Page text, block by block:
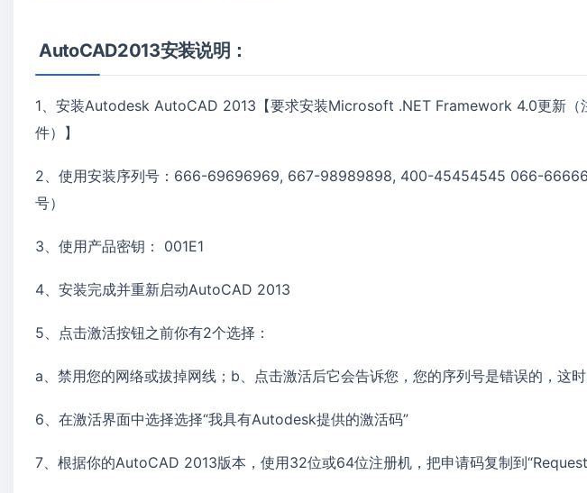
AutoCAD2013安装说明：
1、安装Autodesk AutoCAD 2013【要求安装Microsoft .NET Framework 4.0更新（
件）】
2、使用安装序列号：666-69696969, 667-98989898, 400-45454545 066-
号）
3、使用产品密钥： 001E1
4、安装完成并重新启动AutoCAD 2013
5、点击激活按钮之前你有2个选择：
a、禁用您的网络或拔掉网线；b、点击激活后它会告诉您，您的序列号是错误的，这
6、在激活界面中选择选择“我具有Autodesk提供的激活码”
7、根据你的AutoCAD 2013版本，使用32位或64位注册机，把申请码复制到